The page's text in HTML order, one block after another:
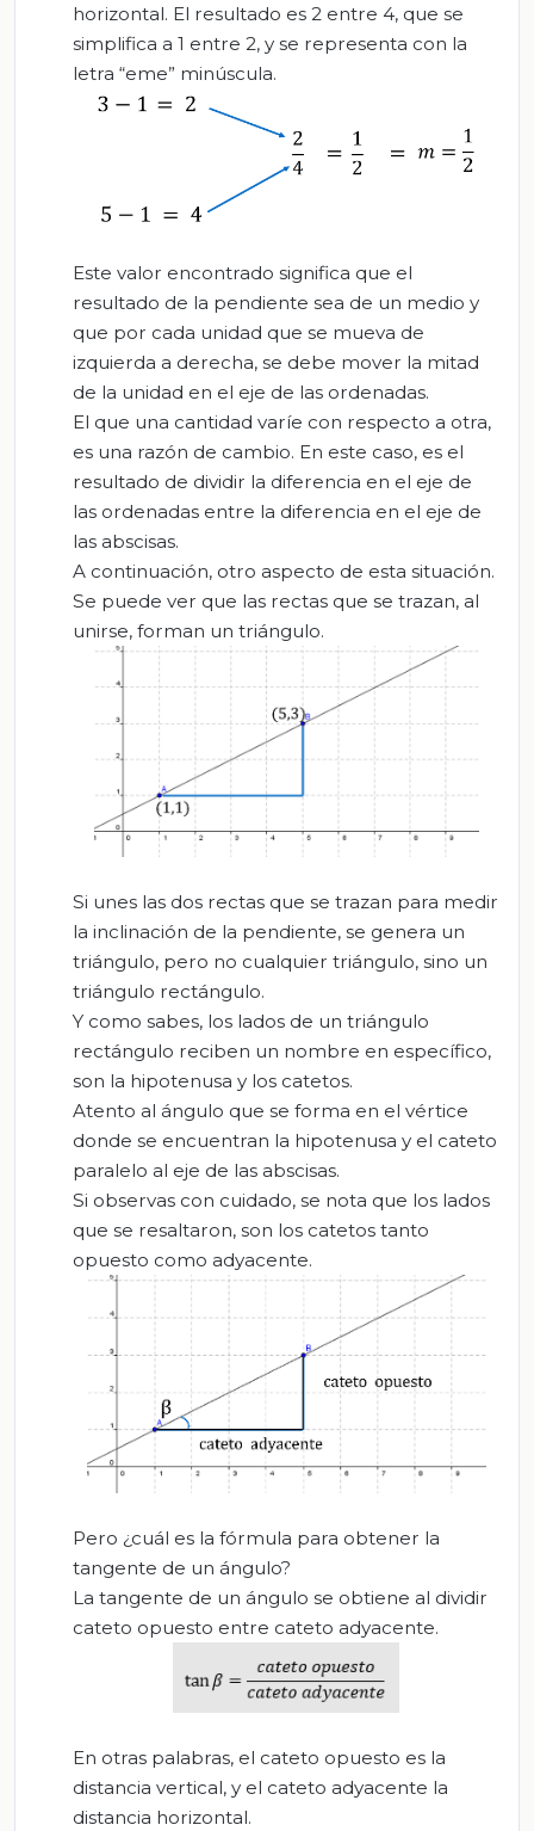
horizontal. El resultado es 2 entre 4, que se
simplifica a 1 entre 2, y se representa con la
letra “eme” minúscula.
Este valor encontrado significa que el
resultado de la pendiente sea de un medio y
que por cada unidad que se mueva de
izquierda a derecha, se debe mover la mitad
de la unidad en el eje de las ordenadas.
El que una cantidad varíe con respecto a otra,
es una razón de cambio. En este caso, es el
resultado de dividir la diferencia en el eje de
las ordenadas entre la diferencia en el eje de
las abscisas.
A continuación, otro aspecto de esta situación.
Se puede ver que las rectas que se trazan, al
unirse, forman un triángulo.
Si unes las dos rectas que se trazan para medir
la inclinación de la pendiente, se genera un
triángulo, pero no cualquier triángulo, sino un
triángulo rectángulo.
Y como sabes, los lados de un triángulo
rectángulo reciben un nombre en específico,
son la hipotenusa y los catetos.
Atento al ángulo que se forma en el vértice
donde se encuentran la hipotenusa y el cateto
paralelo al eje de las abscisas.
Si observas con cuidado, se nota que los lados
que se resaltaron, son los catetos tanto
opuesto como adyacente.
Pero ¿cuál es la fórmula para obtener la
tangente de un ángulo?
La tangente de un ángulo se obtiene al dividir
cateto opuesto entre cateto adyacente.
En otras palabras, el cateto opuesto es la
distancia vertical, y el cateto adyacente la
distancia horizontal.